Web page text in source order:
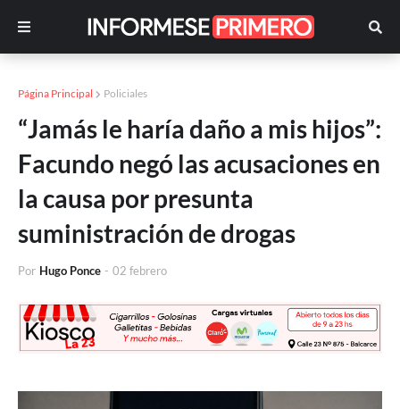
Página Principal Policiales
“Jamás le haría daño a mis hijos”:
Facundo negó las acusaciones en
la causa por presunta
suministración de drogas
Por Hugo Ponce - 02 febrero